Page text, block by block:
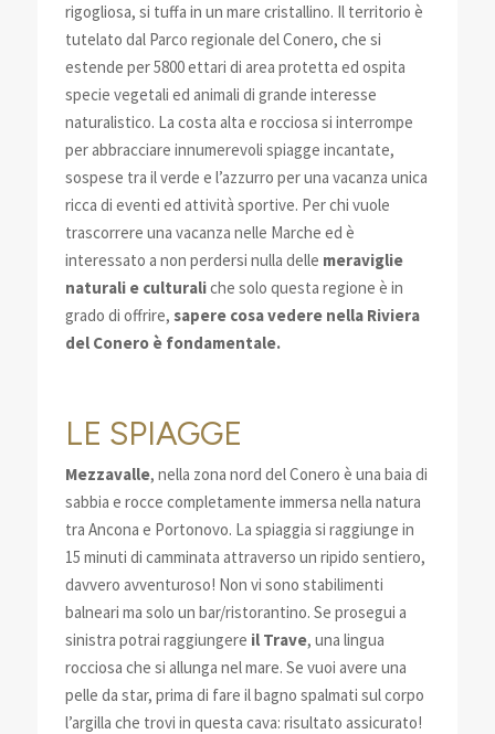
rigogliosa, si tuffa in un mare cristallino. Il territorio è
tutelato dal Parco regionale del Conero, che si
estende per 5800 ettari di area protetta ed ospita
specie vegetali ed animali di grande interesse
naturalistico. La costa alta e rocciosa si interrompe
per abbracciare innumerevoli spiagge incantate,
sospese tra il verde e l’azzurro per una vacanza unica
ricca di eventi ed attività sportive. Per chi vuole
trascorrere una vacanza nelle Marche ed è
interessato a non perdersi nulla delle meraviglie
naturali e culturaliche solo questa regione è in
grado di offrire, sapere cosa vedere nella Riviera
del Conero è fondamentale.
LE SPIAGGE
Mezzavalle, nella zona nord del Conero è una baia di
sabbia e rocce completamente immersa nella natura
tra Ancona e Portonovo. La spiaggia si raggiunge in
15 minuti di camminata attraverso un ripido sentiero,
davvero avventuroso! Non vi sono stabilimenti
balneari ma solo un bar/ristorantino. Se prosegui a
sinistra potrai raggiungere il Trave, una lingua
rocciosa che si allunga nel mare. Se vuoi avere una
pelle da star, prima di fare il bagno spalmati sul corpo
l’argilla che trovi in questa cava: risultato assicurato!